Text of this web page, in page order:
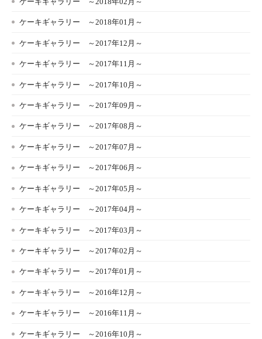
ケーキギャラリー ～2018年01月～
ケーキギャラリー ～2017年12月～
ケーキギャラリー ～2017年11月～
ケーキギャラリー ～2017年10月～
ケーキギャラリー ～2017年09月～
ケーキギャラリー ～2017年08月～
ケーキギャラリー ～2017年07月～
ケーキギャラリー ～2017年06月～
ケーキギャラリー ～2017年05月～
ケーキギャラリー ～2017年04月～
ケーキギャラリー ～2017年03月～
ケーキギャラリー ～2017年02月～
ケーキギャラリー ～2017年01月～
ケーキギャラリー ～2016年12月～
ケーキギャラリー ～2016年11月～
ケーキギャラリー ～2016年10月～